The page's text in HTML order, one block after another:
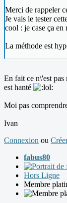
Merci de rappeler
Je vais le tester
cool : je case ça en
La méthode est
En fait ce n\'est
est hanté
Moi pas
Ivan
Connexion ou
fabus80
Hors Ligne
Membre